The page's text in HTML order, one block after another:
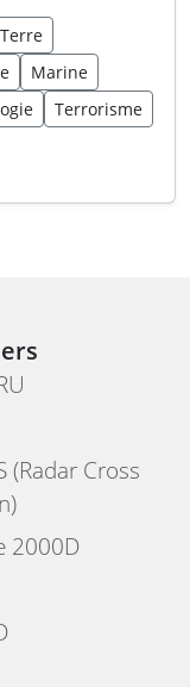
Marine
Terrorisme
(Radar Cross
2000D